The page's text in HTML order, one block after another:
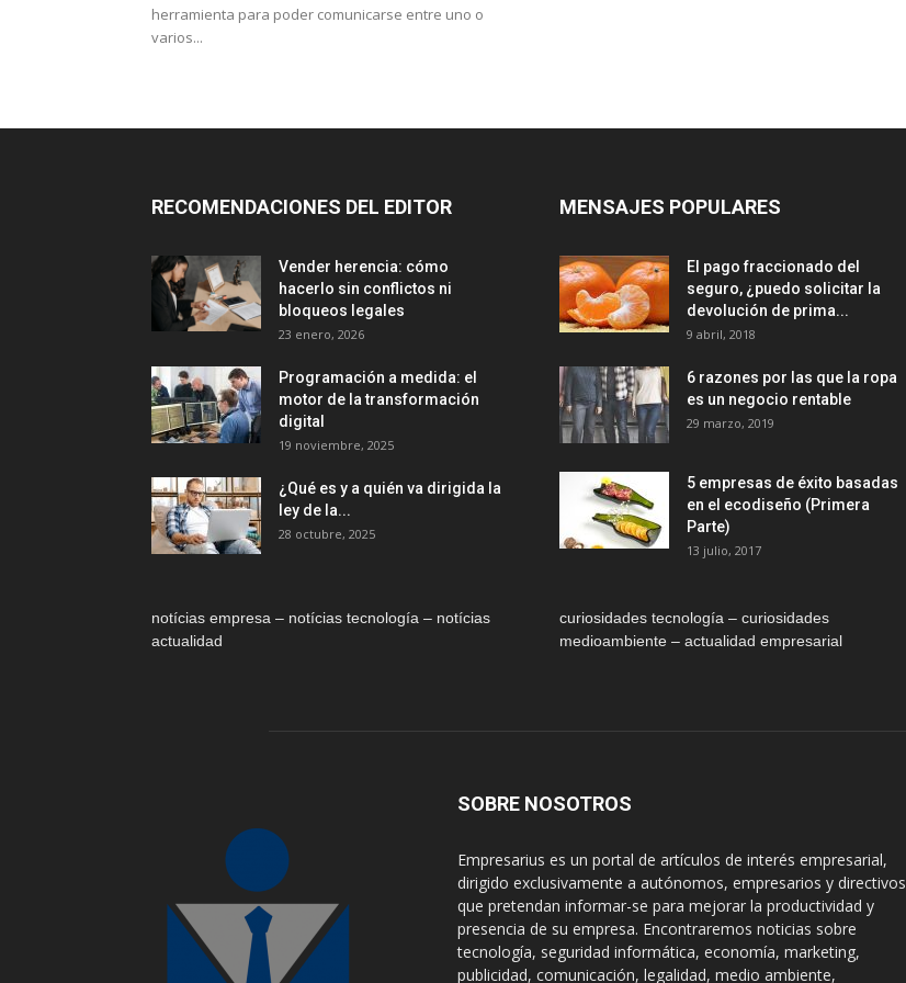
herramienta para poder comunicarse entre uno o
varios...
RECOMENDACIONES DEL EDITOR
Vender herencia: cómo
hacerlo sin conflictos ni
bloqueos legales
23 enero, 2026
Programación a medida: el
motor de la transformación
digital
19 noviembre, 2025
¿Qué es y a quién va dirigida la
ley de la...
28 octubre, 2025
notícias empresa – notícias tecnología – notícias
actualidad
MENSAJES POPULARES
El pago fraccionado del
seguro, ¿puedo solicitar la
devolución de prima...
9 abril, 2018
6 razones por las que la ropa
es un negocio rentable
29 marzo, 2019
5 empresas de éxito basadas
en el ecodiseño (Primera
Parte)
13 julio, 2017
curiosidades tecnología – curiosidades
medioambiente – actualidad empresarial
SOBRE NOSOTROS
Empresarius es un portal de artículos de interés empresarial,
dirigido exclusivamente a autónomos, empresarios y directivos
que pretendan informar-se para mejorar la productividad y
presencia de su empresa. Encontraremos noticias sobre
tecnología, seguridad informática, economía, marketing,
publicidad, comunicación, legalidad, medio ambiente,